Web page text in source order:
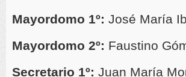
Mayordomo 1º: José María
Mayordomo 2º: Faustino
Secretario 1º: Juan María